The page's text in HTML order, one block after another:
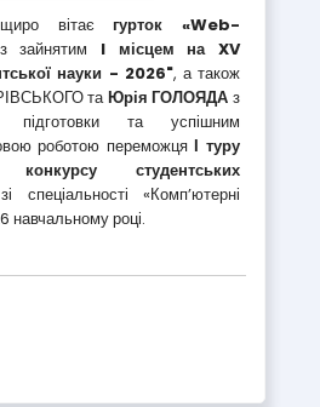
вітає гурток «Web-
зайнятим I місцем на XV
науки - 2026", а також
таЮрія ГОЛОЯДАз
підготовки та успішним
роботою переможцяІ туру
конкурсу студентських
спеціальності «Комп’ютерні
навчальному році.